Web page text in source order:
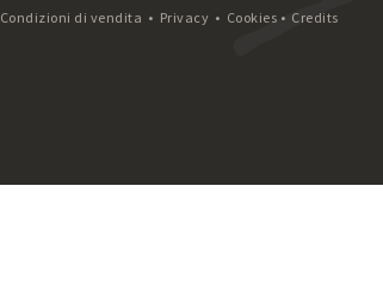
Condizioni di vendita • Privacy • Cookies • Credits